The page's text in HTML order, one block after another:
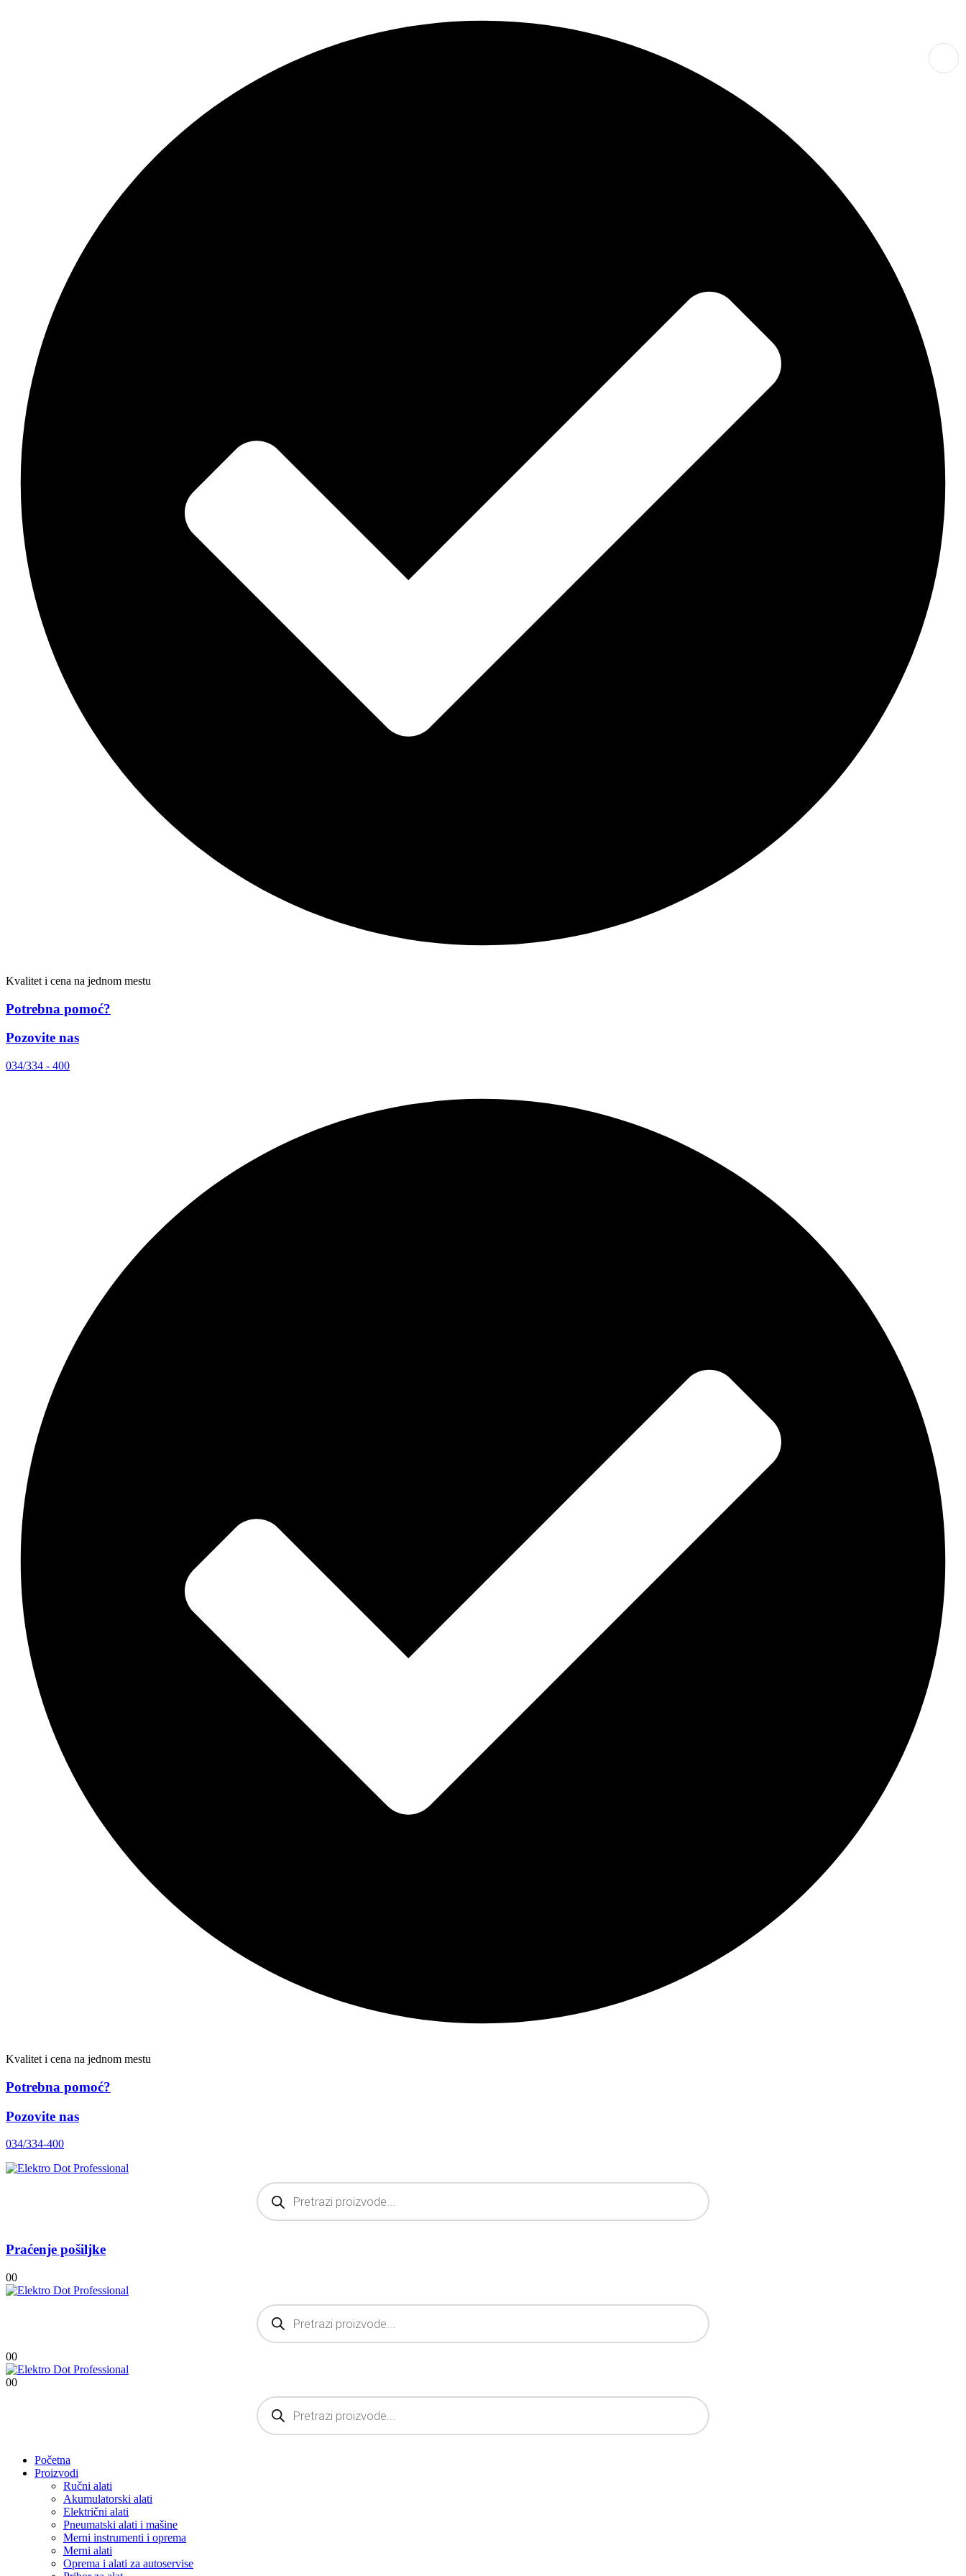
Kvalitet i cena na jednom mestu
Potrebna pomoć?
Pozovite nas
034/334 - 400
Kvalitet i cena na jednom mestu
Potrebna pomoć?
Pozovite nas
034/334-400
Products
search
Praćenje pošiljke
00
Products
search
00
00
Products
search
Početna
Proizvodi
Ručni alati
Akumulatorski alati
Električni alati
Pneumatski alati i mašine
Merni instrumenti i oprema
Merni alati
Oprema i alati za autoservise